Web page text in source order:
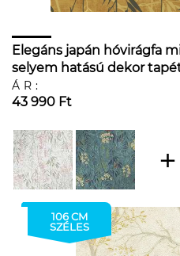
Elegáns japán hóvirágfa
selyem hatású dekor
ÁR:
43 990 Ft
106 CM
SZÉLES